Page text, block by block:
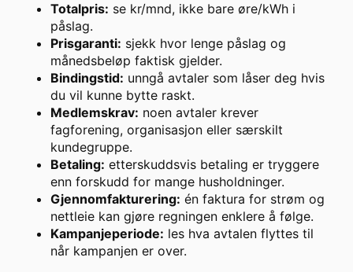
Totalpris: se kr/mnd, ikke bare øre/kWh i
påslag.
Prisgaranti: sjekk hvor lenge påslag og
månedsbeløp faktisk gjelder.
Bindingstid: unngå avtaler som låser deg hvis
du vil kunne bytte raskt.
Medlemskrav: noen avtaler krever
fagforening, organisasjon eller særskilt
kundegruppe.
Betaling: etterskuddsvis betaling er tryggere
enn forskudd for mange husholdninger.
Gjennomfakturering: én faktura for strøm og
nettleie kan gjøre regningen enklere å følge.
Kampanjeperiode: les hva avtalen flyttes til
når kampanjen er over.